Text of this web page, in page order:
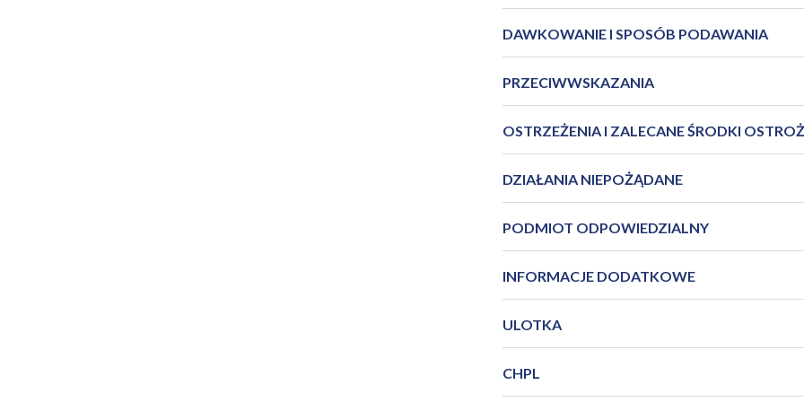
DAWKOWANIE I SPOSÓB PODAWANIA
PRZECIWWSKAZANIA
OSTRZEŻENIA I ZALECANE ŚRODKI
DZIAŁANIA NIEPOŻĄDANE
PODMIOT ODPOWIEDZIALNY
INFORMACJE DODATKOWE
ULOTKA
CHPL